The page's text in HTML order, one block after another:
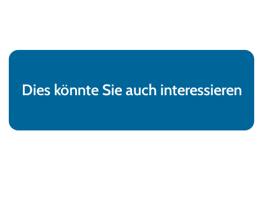
Dies könnte Sie auch interessieren